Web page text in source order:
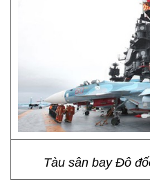
Tàu sân bay Đô